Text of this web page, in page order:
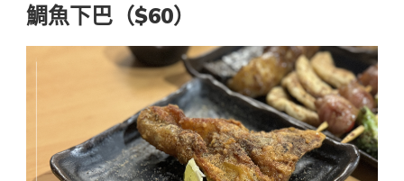
鯛魚下巴（$60）